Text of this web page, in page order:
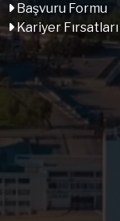
Başvuru Formu
Kariyer Fırsatları